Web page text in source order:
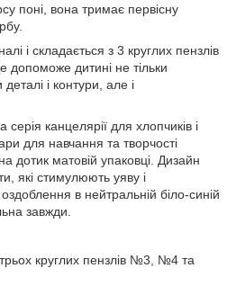
поні, вона тримає первісну
і складається з 3 круглих пензлів
допоможе дитині не тільки
і контури, але і
канцелярії для хлопчиків і
для навчання та творчості
дотик матовій упаковці. Дизайн
які стимулюють уяву і
в нейтральній біло-синій
завжди.
круглих пензлів №3, №4 та